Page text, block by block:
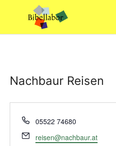
content
Nachbaur Reisen
Telefon
05522 74680
Email
reisen@nachbaur.at